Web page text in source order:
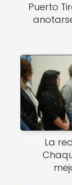
Puerto
La